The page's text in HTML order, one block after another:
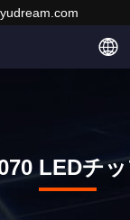
LEDチ